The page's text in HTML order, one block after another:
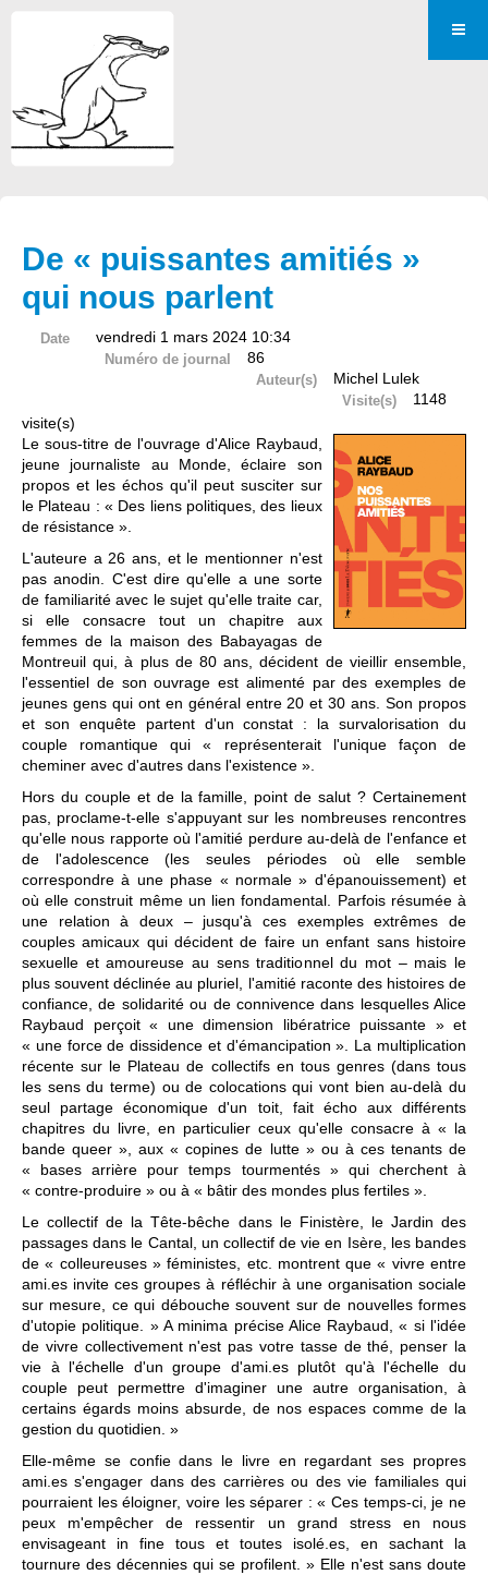
De « puissantes amitiés »
qui nous parlent
Date vendredi 1 mars 2024 10:34
Numéro de journal 86
Auteur(s) Michel Lulek
Visite(s)
1148
visite(s)
Le sous-titre de l'ouvrage d'Alice Raybaud,
jeune journaliste au Monde, éclaire son
propos et les échos qu'il peut susciter sur
le Plateau : « Des liens politiques, des lieux
de résistance ».
L'auteure a 26 ans, et le mentionner n'est
pas anodin. C'est dire qu'elle a une sorte
de familiarité avec le sujet qu'elle traite car,
si elle consacre tout un chapitre aux
femmes de la maison des Babayagas de
Montreuil qui, à plus de 80 ans, décident de vieillir ensemble,
l'essentiel de son ouvrage est alimenté par des exemples de
jeunes gens qui ont en général entre 20 et 30 ans. Son propos
et son enquête partent d'un constat : la survalorisation du
couple romantique qui « représenterait l'unique façon de
cheminer avec d'autres dans l'existence ».
Hors du couple et de la famille, point de salut ? Certainement
pas, proclame-t-elle s'appuyant sur les nombreuses rencontres
qu'elle nous rapporte où l'amitié perdure au-delà de l'enfance et
de l'adolescence (les seules périodes où elle semble
correspondre à une phase « normale » d'épanouissement) et
où elle construit même un lien fondamental. Parfois résumée à
une relation à deux – jusqu'à ces exemples extrêmes de
couples amicaux qui décident de faire un enfant sans histoire
sexuelle et amoureuse au sens traditionnel du mot – mais le
plus souvent déclinée au pluriel, l'amitié raconte des histoires de
confiance, de solidarité ou de connivence dans lesquelles Alice
Raybaud perçoit « une dimension libératrice puissante » et
« une force de dissidence et d'émancipation ». La multiplication
récente sur le Plateau de collectifs en tous genres (dans tous
les sens du terme) ou de colocations qui vont bien au-delà du
seul partage économique d'un toit, fait écho aux différents
chapitres du livre, en particulier ceux qu'elle consacre à « la
bande queer », aux « copines de lutte » ou à ces tenants de
« bases arrière pour temps tourmentés » qui cherchent à
« contre-produire » ou à « bâtir des mondes plus fertiles ».
Le collectif de la Tête-bêche dans le Finistère, le Jardin des
passages dans le Cantal, un collectif de vie en Isère, les bandes
de « colleureuses » féministes, etc. montrent que « vivre entre
ami.es invite ces groupes à réfléchir à une organisation sociale
sur mesure, ce qui débouche souvent sur de nouvelles formes
d'utopie politique. » A minima précise Alice Raybaud, « si l'idée
de vivre collectivement n'est pas votre tasse de thé, penser la
vie à l'échelle d'un groupe d'ami.es plutôt qu'à l'échelle du
couple peut permettre d'imaginer une autre organisation, à
certains égards moins absurde, de nos espaces comme de la
gestion du quotidien. »
Elle-même se confie dans le livre en regardant ses propres
ami.es s'engager dans des carrières ou des vie familiales qui
pourraient les éloigner, voire les séparer : « Ces temps-ci, je ne
peux m'empêcher de ressentir un grand stress en nous
envisageant in fine tous et toutes isolé.es, en sachant la
tournure des décennies qui se profilent. » Elle n'est sans doute